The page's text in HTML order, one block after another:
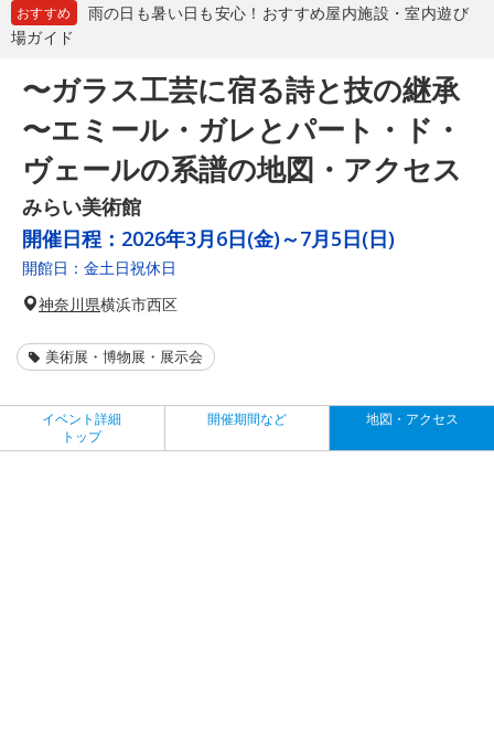
おすすめ
雨の日も暑い日も安心！おすすめ屋内施設・室内遊び
場ガイド
〜ガラス工芸に宿る詩と技の継承
〜エミール・ガレとパート・ド・
ヴェールの系譜の地図・アクセス
みらい美術館
開催日程： 2026年3月6日(金)～7月5日(日)
開館日：金土日祝休日
神奈川県横浜市西区
美術展・博物展・展示会
イベント詳細
トップ
開催期間など 地図・アクセス